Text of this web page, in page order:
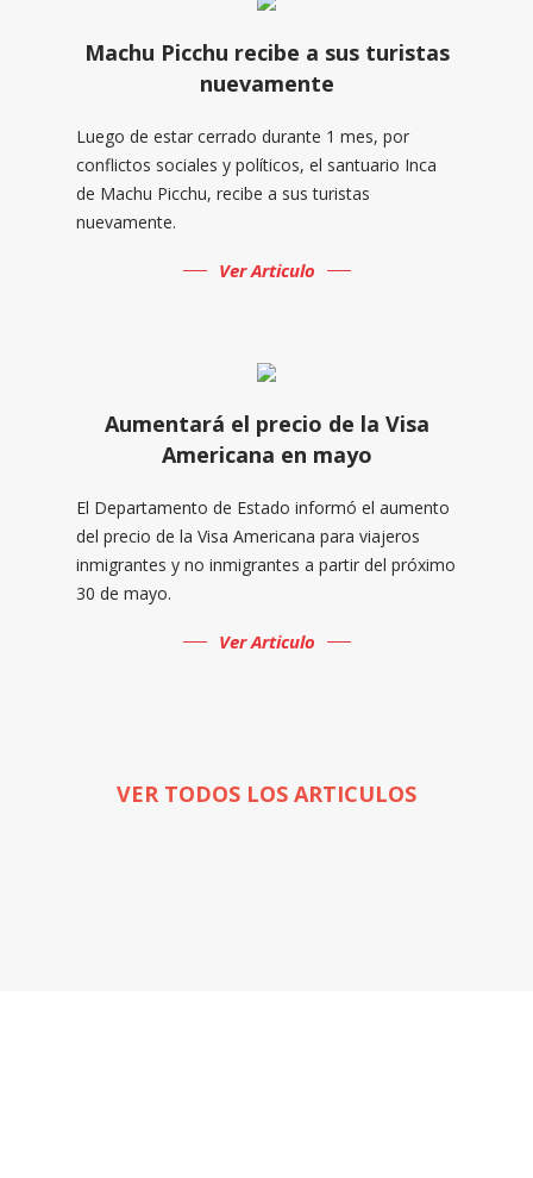
Machu Picchu recibe a sus turistas
nuevamente
Luego de estar cerrado durante 1 mes, por
conflictos sociales y políticos, el santuario Inca
de Machu Picchu, recibe a sus turistas
nuevamente.
Ver Articulo
Aumentará el precio de la Visa
Americana en mayo
El Departamento de Estado informó el aumento
del precio de la Visa Americana para viajeros
inmigrantes y no inmigrantes a partir del próximo
30 de mayo.
Ver Articulo
VER TODOS LOS ARTICULOS